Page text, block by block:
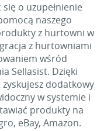
o uzupełnienie
naszego
z hurtowni w
z hurtowniami
wśród
Sellasist. Dzięki
dodatkowy
w systemie i
produkty na
eBay, Amazon.